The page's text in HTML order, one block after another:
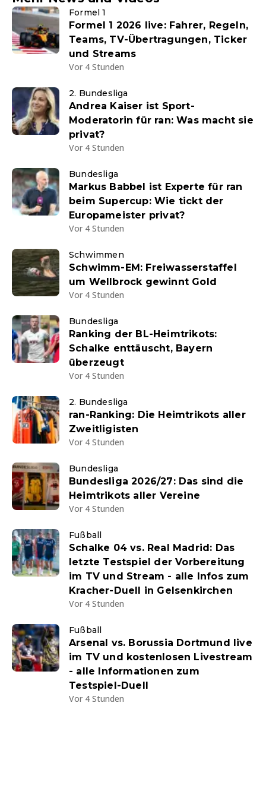
Formel 1
Formel 1 2026 live: Fahrer, Regeln,
Teams, TV-Übertragungen, Ticker
und Streams
Vor 4 Stunden
2. Bundesliga
Andrea Kaiser ist Sport-
Moderatorin für ran: Was macht sie
privat?
Vor 4 Stunden
Bundesliga
Markus Babbel ist Experte für ran
beim Supercup: Wie tickt der
Europameister privat?
Vor 4 Stunden
Schwimmen
Schwimm-EM: Freiwasserstaffel
um Wellbrock gewinnt Gold
Vor 4 Stunden
Bundesliga
Ranking der BL-Heimtrikots:
Schalke enttäuscht, Bayern
überzeugt
Vor 4 Stunden
2. Bundesliga
ran-Ranking: Die Heimtrikots aller
Zweitligisten
Vor 4 Stunden
Bundesliga
Bundesliga 2026/27: Das sind die
Heimtrikots aller Vereine
Vor 4 Stunden
Fußball
Schalke 04 vs. Real Madrid: Das
letzte Testspiel der Vorbereitung
im TV und Stream - alle Infos zum
Kracher-Duell in Gelsenkirchen
Vor 4 Stunden
Fußball
Arsenal vs. Borussia Dortmund live
im TV und kostenlosen Livestream
- alle Informationen zum
Testspiel-Duell
Vor 4 Stunden